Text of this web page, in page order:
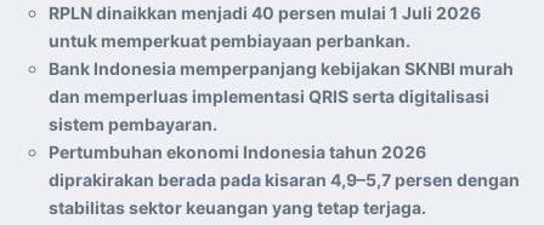
RPLN dinaikkan menjadi 40 persen mulai 1 Juli 2026
untuk memperkuat pembiayaan perbankan.
Bank Indonesia memperpanjang kebijakan SKNBI murah
dan memperluas implementasi QRIS serta digitalisasi
sistem pembayaran.
Pertumbuhan ekonomi Indonesia tahun 2026
diprakirakan berada pada kisaran 4,9–5,7 persen dengan
stabilitas sektor keuangan yang tetap terjaga.